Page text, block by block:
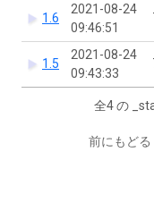
1.6
2021-08-24
09:46:51
1.5
2021-08-24
09:43:33
全4 の
前にもどる